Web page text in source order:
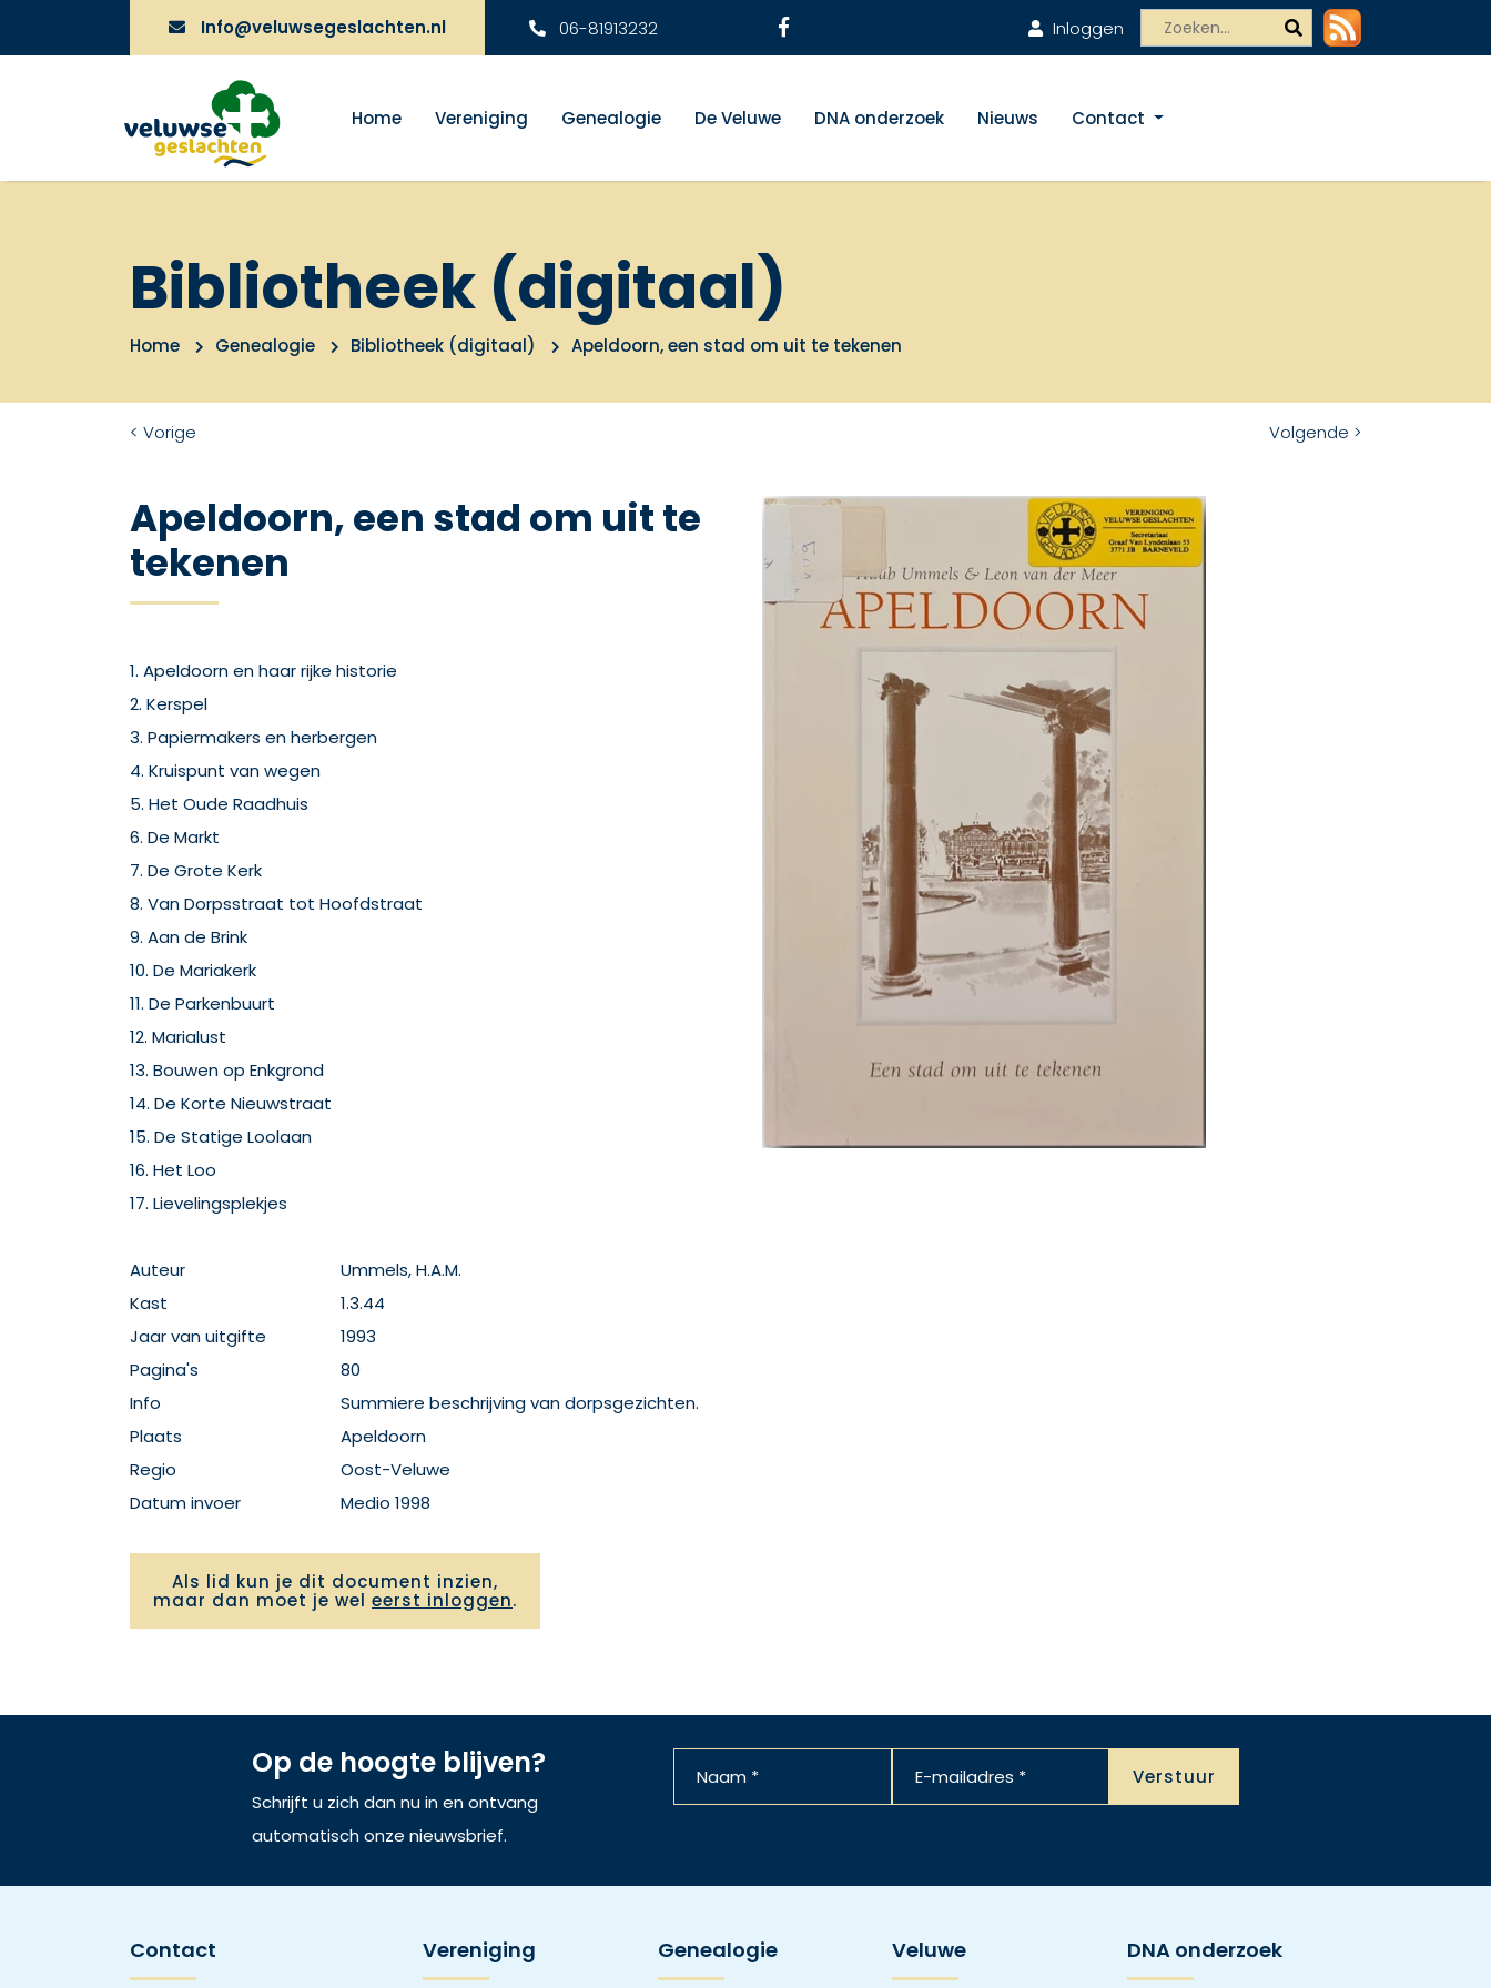
Info@veluwsegeslachten.nl 06-81913232 Inloggen
Home Vereniging Genealogie De Veluwe DNA onderzoek Nieuws Contact
Bibliotheek (digitaal)
Home Genealogie Bibliotheek (digitaal) Apeldoorn, een stad om uit te tekenen
< Vorige Volgende >
Apeldoorn, een stad om uit te
tekenen
1. Apeldoorn en haar rijke historie
2. Kerspel
3. Papiermakers en herbergen
4. Kruispunt van wegen
5. Het Oude Raadhuis
6. De Markt
7. De Grote Kerk
8. Van Dorpsstraat tot Hoofdstraat
9. Aan de Brink
10. De Mariakerk
11. De Parkenbuurt
12. Marialust
13. Bouwen op Enkgrond
14. De Korte Nieuwstraat
15. De Statige Loolaan
16. Het Loo
17. Lievelingsplekjes
Auteur
Ummels, H.A.M.
Kast
1.3.44
Jaar van uitgifte
1993
Pagina's
80
Info
Summiere beschrijving van dorpsgezichten.
Plaats
Apeldoorn
Regio
Oost-Veluwe
Datum invoer
Medio 1998
Als lid kun je dit document inzien,
maar dan moet je wel eerst inloggen.
Op de hoogte blijven?
Schrijft u zich dan nu in en ontvang
automatisch onze nieuwsbrief.
Contact Vereniging Genealogie Veluwe DNA onderzoek